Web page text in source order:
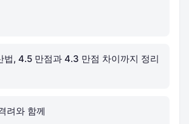
법, 4.5 만점과 4.3 만점 차이까지 정리
려와 함께